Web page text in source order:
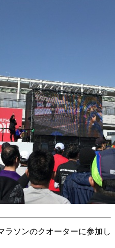
ラソンのクオーターに参加し